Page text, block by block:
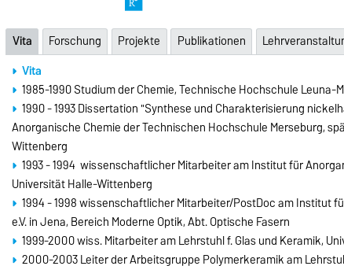
Vita Forschung Projekte Publikationen
Vita
1985-1990 Studium der Chemie, Technische Hochschule Leuna-
1990 - 1993 Dissertation "Synthese und Charakterisierung
Anorganische Chemie der Technischen Hochschule Merseburg,
Wittenberg
1993 - 1994 wissenschaftlicher Mitarbeiter am Institut für
Universität Halle-Wittenberg
1994 - 1998 wissenschaftlicher Mitarbeiter/PostDoc am Institut
e.V. in Jena, Bereich Moderne Optik, Abt. Optische Fasern
1999-2000 wiss. Mitarbeiter am Lehrstuhl f. Glas und Keramik,
2000-2003 Leiter der Arbeitsgruppe Polymerkeramik am